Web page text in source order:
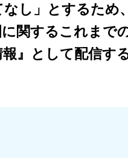
し」とするため
関するこれまで
』として配信する